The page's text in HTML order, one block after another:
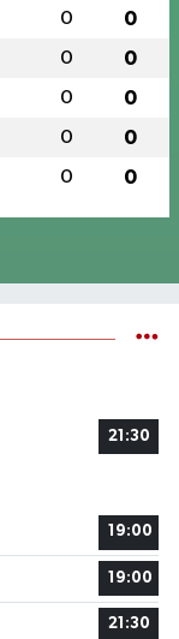
0 0
0 0
0 0
0 0
0 0
21:30
19:00
19:00
21:30